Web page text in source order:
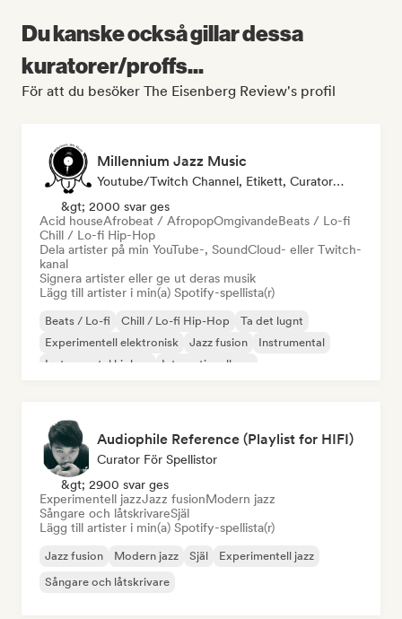
Du kanske också gillar dessa
kuratorer/proffs...
För att du besöker The Eisenberg Review's profil
Millennium Jazz Music
Youtube/Twitch Channel, Etikett, Curator För Spellistor
&gt; 2000 svar ges
Acid houseAfrobeat / AfropopOmgivandeBeats / Lo-fi
Chill / Lo-fi Hip-Hop
Dela artister på min YouTube-, SoundCloud- eller Twitch-
kanal
Signera artister eller ge ut deras musik
Lägg till artister i min(a) Spotify-spellista(r)
Beats / Lo-fi Chill / Lo-fi Hip-Hop
Ta det lugnt
Experimentell elektronisk
Jazz fusion
Instrumental
Instrumental hiphop
Internationell rap
Audiophile Reference (Playlist for HIFI)
Curator För Spellistor
&gt; 2900 svar ges
Experimentell jazzJazz fusionModern jazz
Sångare och låtskrivareSjäl
Lägg till artister i min(a) Spotify-spellista(r)
Jazz fusion Modern jazz Själ
Experimentell jazz
Sångare och låtskrivare